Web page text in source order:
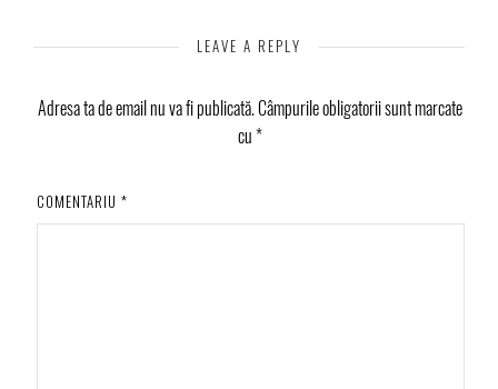
LEAVE A REPLY
Adresa ta de email nu va fi publicată.Câmpurile obligatorii sunt marcate
cu*
COMENTARIU *